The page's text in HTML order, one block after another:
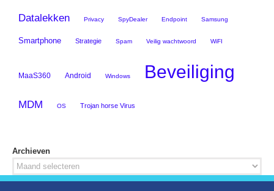
Datalekken Privacy SpyDealer Endpoint Samsung
Smartphone Strategie Spam Veilig wachtwoord WiFI
MaaS360 Android Windows Beveiliging
MDM OS Trojan horse Virus
Archieven
Archieven